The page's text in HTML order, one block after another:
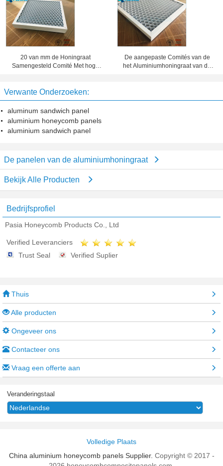
Oppervlaktebehandeling Comités
Mm-Dikte
20 van mm de Honingraat
Samengesteld Comité Met hoge
De aangepaste Comités van de
het Aluminiumhoningraat van de
Verwante Onderzoeken:
aluminum sandwich panel
aluminium honeycomb panels
aluminium sandwich panel
De panelen van de aluminiumhoningraat
Bekijk Alle Producten
Bedrijfsprofiel
Pasia Honeycomb Products Co., Ltd
Verified Leveranciers
Trust Seal
Verified Suplier
Thuis
Alle producten
Ongeveer ons
Contacteer ons
Vraag een offerte aan
Veranderingstaal
Volledige Plaats
China aluminium honeycomb panels Supplier. Copyright © 2017 -